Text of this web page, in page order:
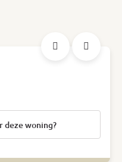
deze woning?